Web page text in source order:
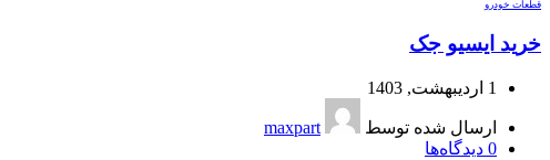
قطعات خودرو
خرید ایسیو جک
1 اردیبهشت, 1403
ارسال شده توسط
maxpart
0 دیدگاه‌ها